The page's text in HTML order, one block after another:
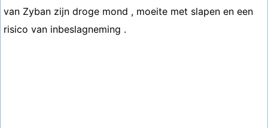
van Zyban zijn droge mond , moeite met slapen en een
risico van inbeslagneming .